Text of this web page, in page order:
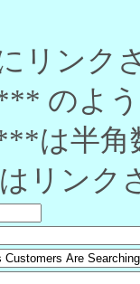
リンク
のよ
は半角
リンク